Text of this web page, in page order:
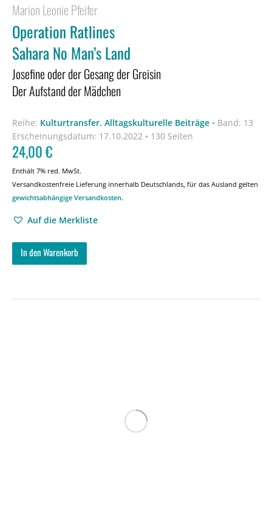
Marion Leonie Pfeifer
Operation Ratlines
Sahara No Man’s Land
Josefine oder der Gesang der Greisin
Der Aufstand der Mädchen
Reihe: Kulturtransfer. Alltagskulturelle Beiträge • Band: 13
Erscheinungsdatum: 17.10.2022 • 130 Seiten
24,00€
Enthält 7% red. MwSt.
Versandkostenfreie Lieferung innerhalb Deutschlands, für das Ausland gelten
gewichtsabhängige Versandkosten.
Auf die Merkliste
In den Warenkorb